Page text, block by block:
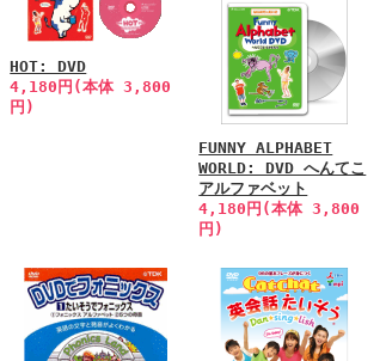
HOT: DVD
4,180円(本体 3,800
円)
FUNNY ALPHABET
WORLD: DVD へんてこ
アルファベット
4,180円(本体 3,800
円)